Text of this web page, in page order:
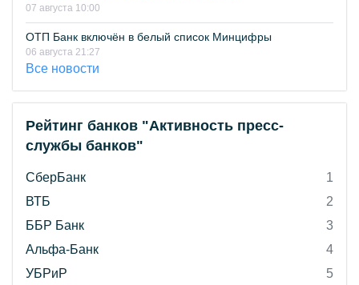
07 августа 10:00
ОТП Банк включён в белый список Минцифры
06 августа 21:27
Все новости
Рейтинг банков "Активность пресс-
службы банков"
СберБанк
1
ВТБ
2
ББР Банк
3
Альфа-Банк
4
УБРиР
5